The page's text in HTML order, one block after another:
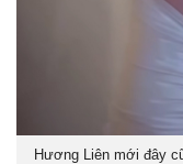
Hương Liên mới đây